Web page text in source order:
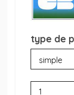
type de